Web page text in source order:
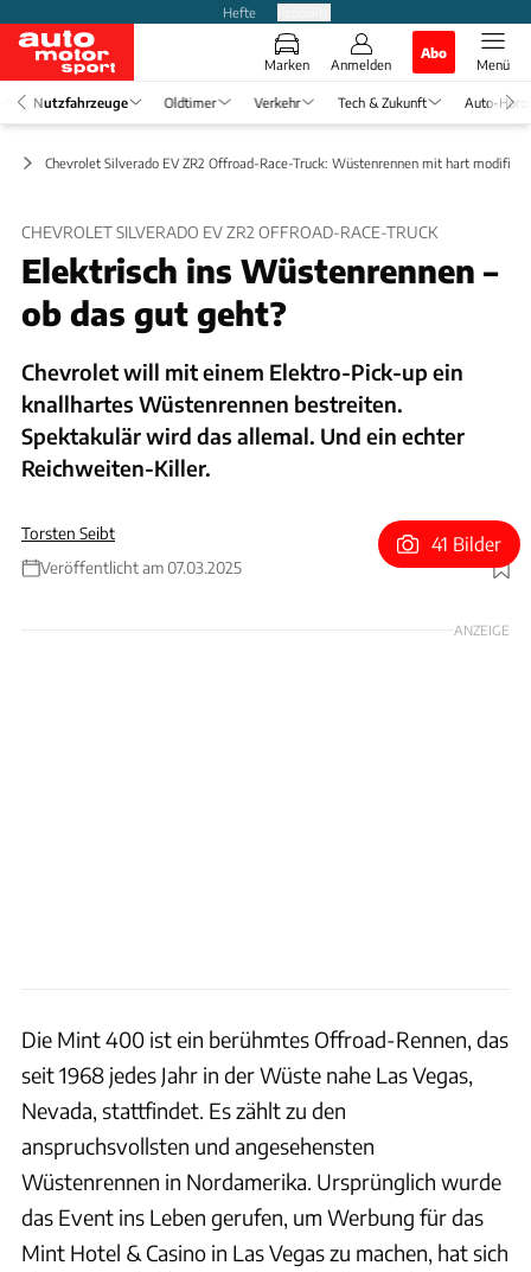
Hefte
Marken Anmelden
Abo
Menü
Nutzfahrzeuge Oldtimer Verkehr Tech & Zukunft Auto-
Chevrolet Silverado EV ZR2 Offroad-Race-Truck: Wüstenrennen mit hart
CHEVROLET SILVERADO EV ZR2 OFFROAD-RACE-TRUCK
Elektrisch ins Wüstenrennen –
ob das gut geht?
Chevrolet will mit einem Elektro-Pick-up ein
knallhartes Wüstenrennen bestreiten.
Spektakulär wird das allemal. Und ein echter
Reichweiten-Killer.
Torsten Seibt
Veröffentlicht am 07.03.2025
Foto: Chevrolet
41 Bilder
ANZEIGE
Die Mint 400 ist ein berühmtes Offroad-Rennen, das
seit 1968 jedes Jahr in der Wüste nahe Las Vegas,
Nevada, stattfindet. Es zählt zu den
anspruchsvollsten und angesehensten
Wüstenrennen in Nordamerika. Ursprünglich wurde
das Event ins Leben gerufen, um Werbung für das
Mint Hotel & Casino in Las Vegas zu machen, hat sich